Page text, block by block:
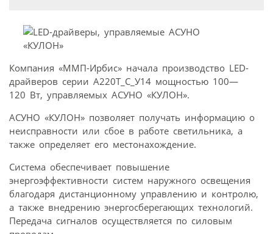
Компания «ММП-Ирбис» начала производство LED-
драйверов серии А220Т_С_У14 мощностью 100—
120 Вт, управляемых АСУНО «КУЛОН».
АСУНО «КУЛОН» позволяет получать информацию о
неисправности или сбое в работе светильника, а
также определяет его местонахождение.
Система обеспечивает повышение
энергоэффективности систем наружного освещения
благодаря дистанционному управлению и контролю,
а также внедрению энергосберегающих технологий.
Передача сигналов осуществляется по силовым